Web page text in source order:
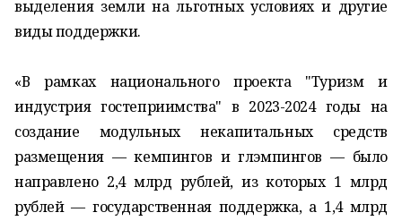
выделения земли на льготных условиях и другие
виды поддержки.
«В рамках национального проекта "Туризм и
индустрия гостеприимства" в 2023-2024 годы на
создание модульных некапитальных средств
размещения — кемпингов и глэмпингов — было
направлено 2,4 млрд рублей, из которых 1 млрд
рублей — государственная поддержка, а 1,4 млрд